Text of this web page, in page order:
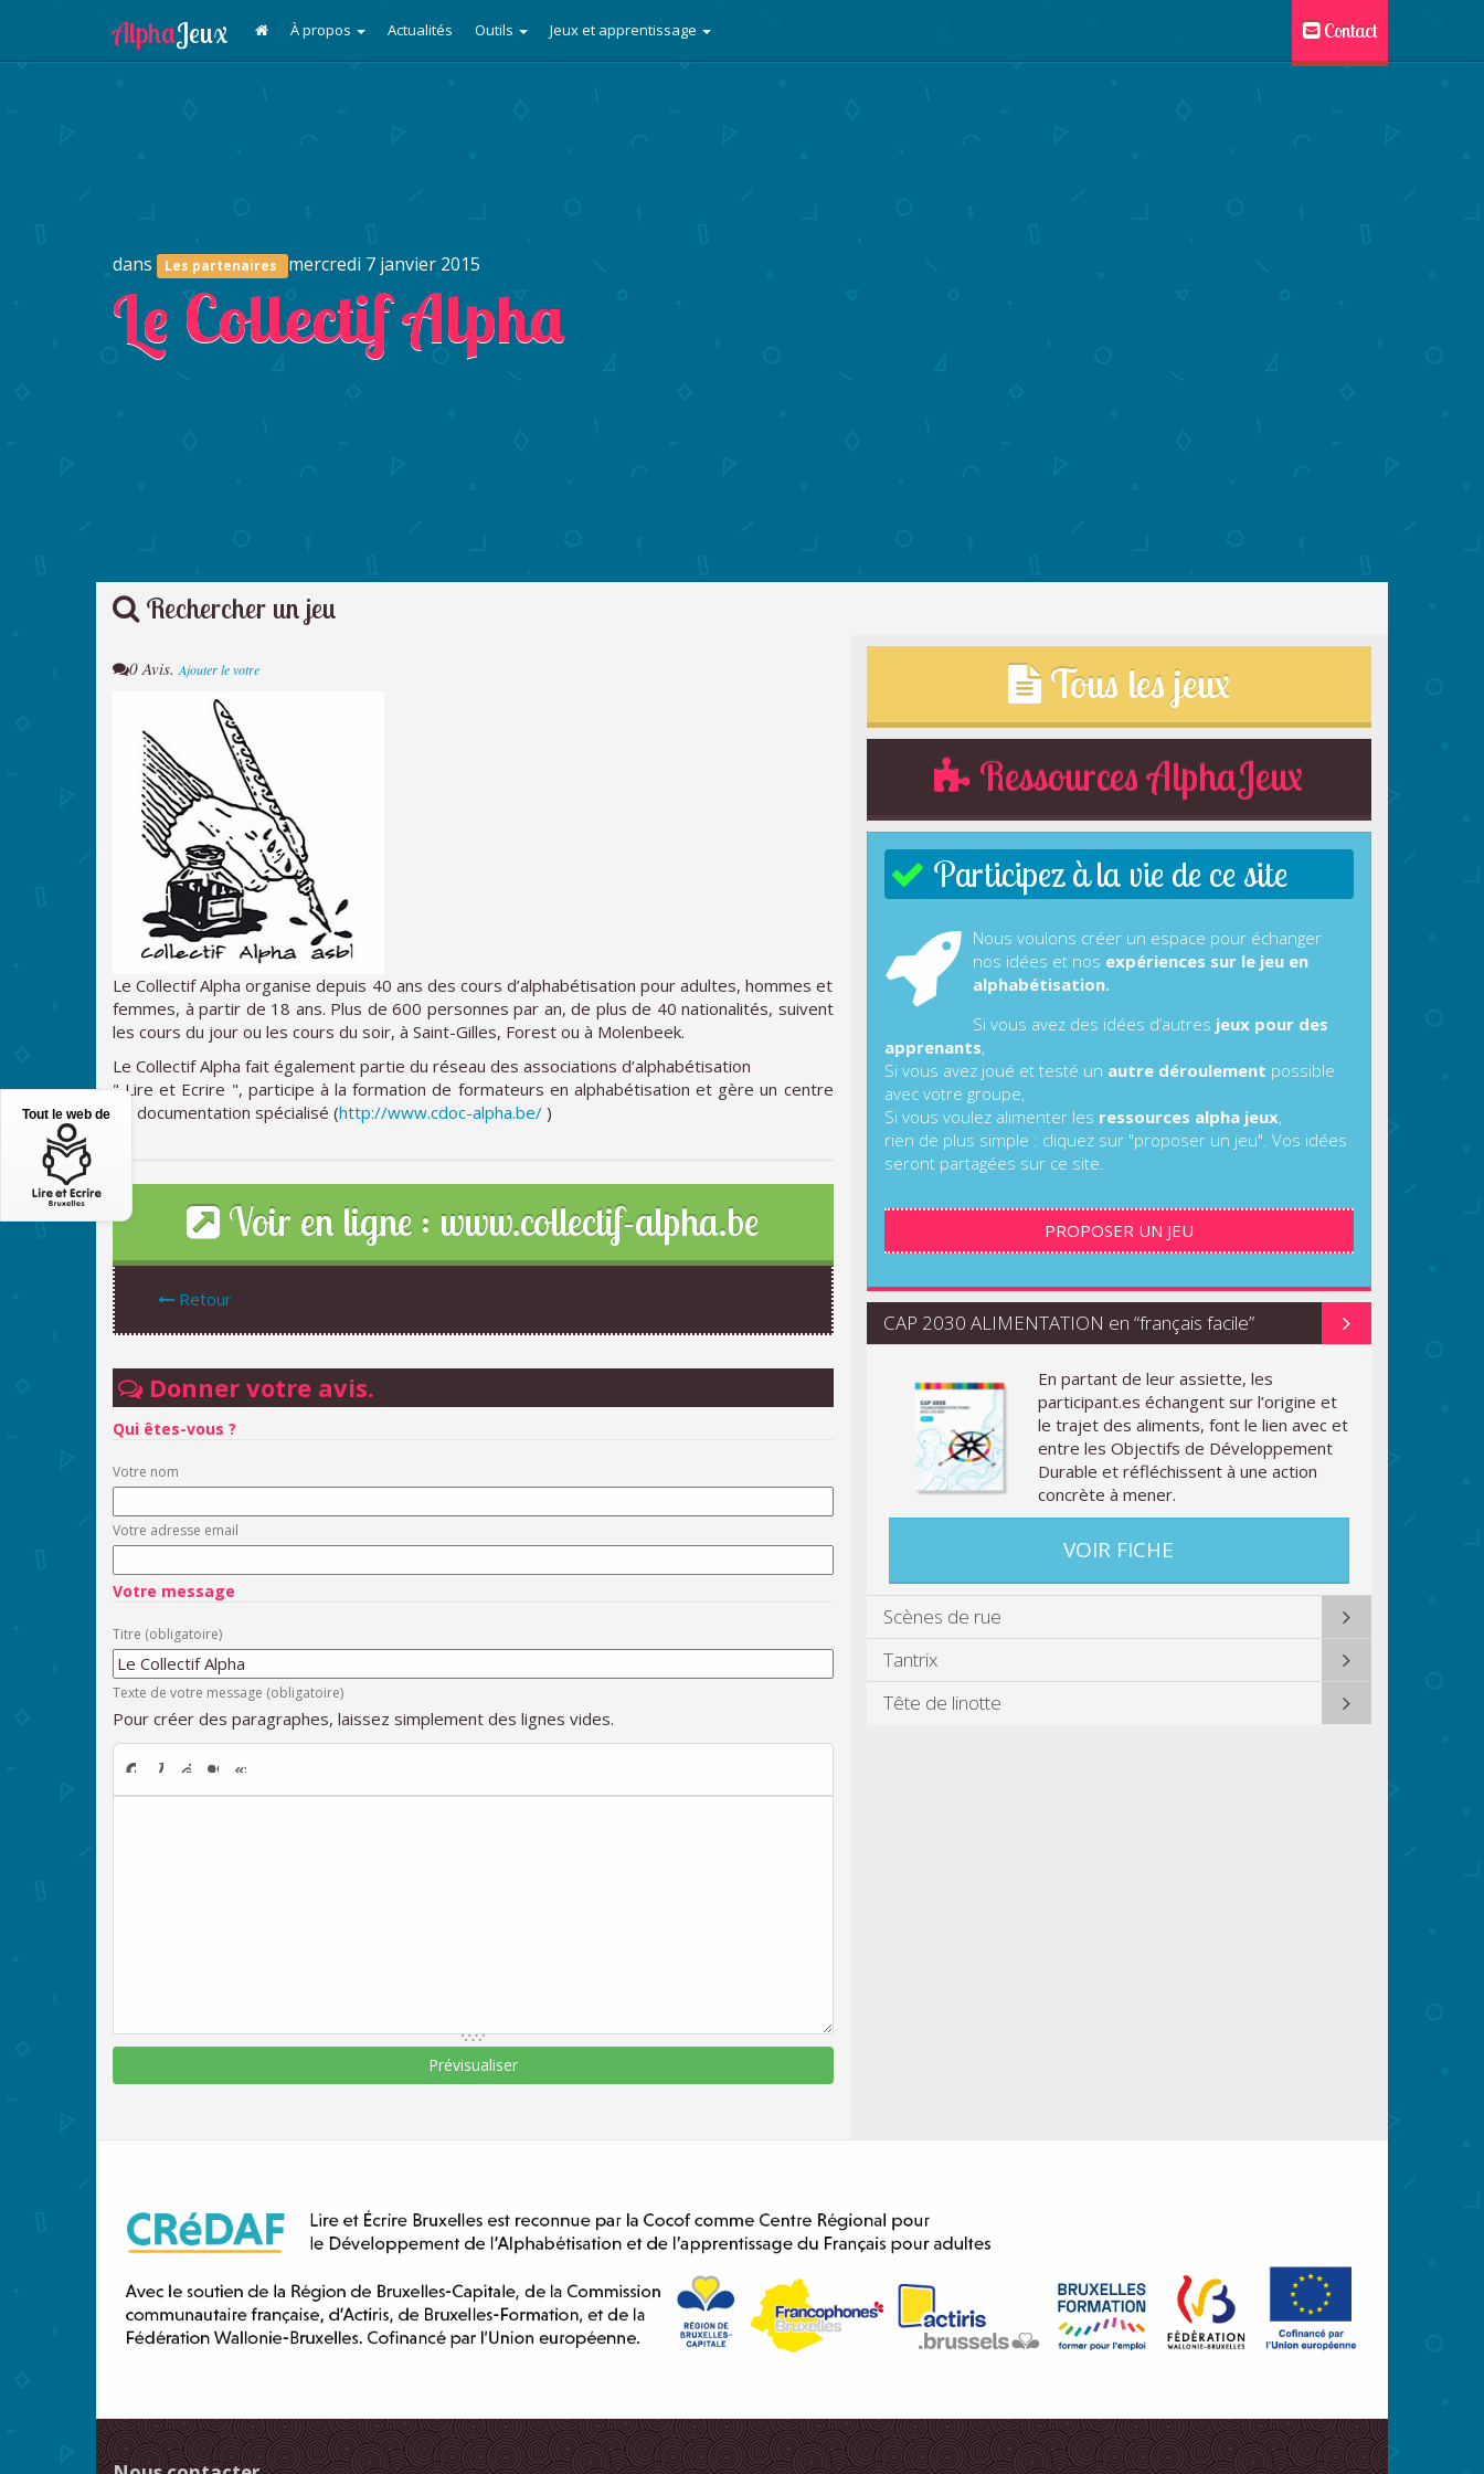
À propos Actualités Outils Jeux et apprentissage Contact
dans Les partenaires mercredi 7 janvier 2015
Le Collectif Alpha
Rechercher un jeu
0 Avis. Ajouter le votre
Le Collectif Alpha organise depuis 40 ans des cours d’alphabétisation pour adultes, hommes et
femmes, à partir de 18 ans. Plus de 600 personnes par an, de plus de 40 nationalités, suivent
les cours du jour ou les cours du soir, à Saint-Gilles, Forest ou à Molenbeek.
Le Collectif Alpha fait également partie du réseau des associations d’alphabétisation
" Lire et Ecrire ", participe à la formation de formateurs en alphabétisation et gère un centre
de documentation spécialisé (http://www.cdoc-alpha.be/ )
Voir en ligne : www.collectif-alpha.be
Retour
Donner votre avis.
Qui êtes-vous ?
Votre nom
Votre adresse email
Votre message
Titre (obligatoire)
Texte de votre message (obligatoire)
Pour créer des paragraphes, laissez simplement des lignes vides.
Tous les jeux
Ressources AlphaJeux
Participez à la vie de ce site
Nous voulons créer un espace pour échanger
nos idées et nos expériences sur le jeu en
alphabétisation.
Si vous avez des idées d’autres jeux pour des
apprenants,
Si vous avez joué et testé un autre déroulement possible
avec votre groupe,
Si vous voulez alimenter les ressources alpha jeux,
rien de plus simple : cliquez sur "proposer un jeu". Vos idées
seront partagées sur ce site.
PROPOSER UN JEU
CAP 2030 ALIMENTATION en “français facile”
En partant de leur assiette, les
participant.es échangent sur l’origine et
le trajet des aliments, font le lien avec et
entre les Objectifs de Développement
Durable et réfléchissent à une action
concrète à mener.
VOIR FICHE
Scènes de rue
Tantrix
Tête de linotte
Tout le web de